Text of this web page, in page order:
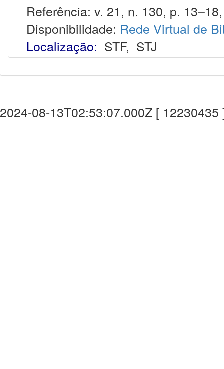
Referência: v. 21, n. 130, p.
Disponibilidade: Rede Virtual de
Localização: STF, STJ
2024-08-13T02:53:07.000Z [ 12230435